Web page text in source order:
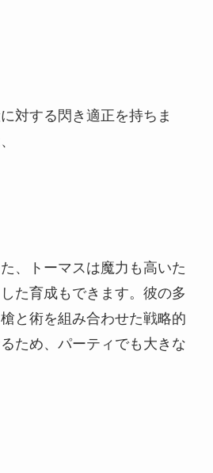
対する閃き適正を持ちま
、トーマスは魔力も高いた
た育成もできます。彼の多
と術を組み合わせた戦略的
ため、パーティでも大きな